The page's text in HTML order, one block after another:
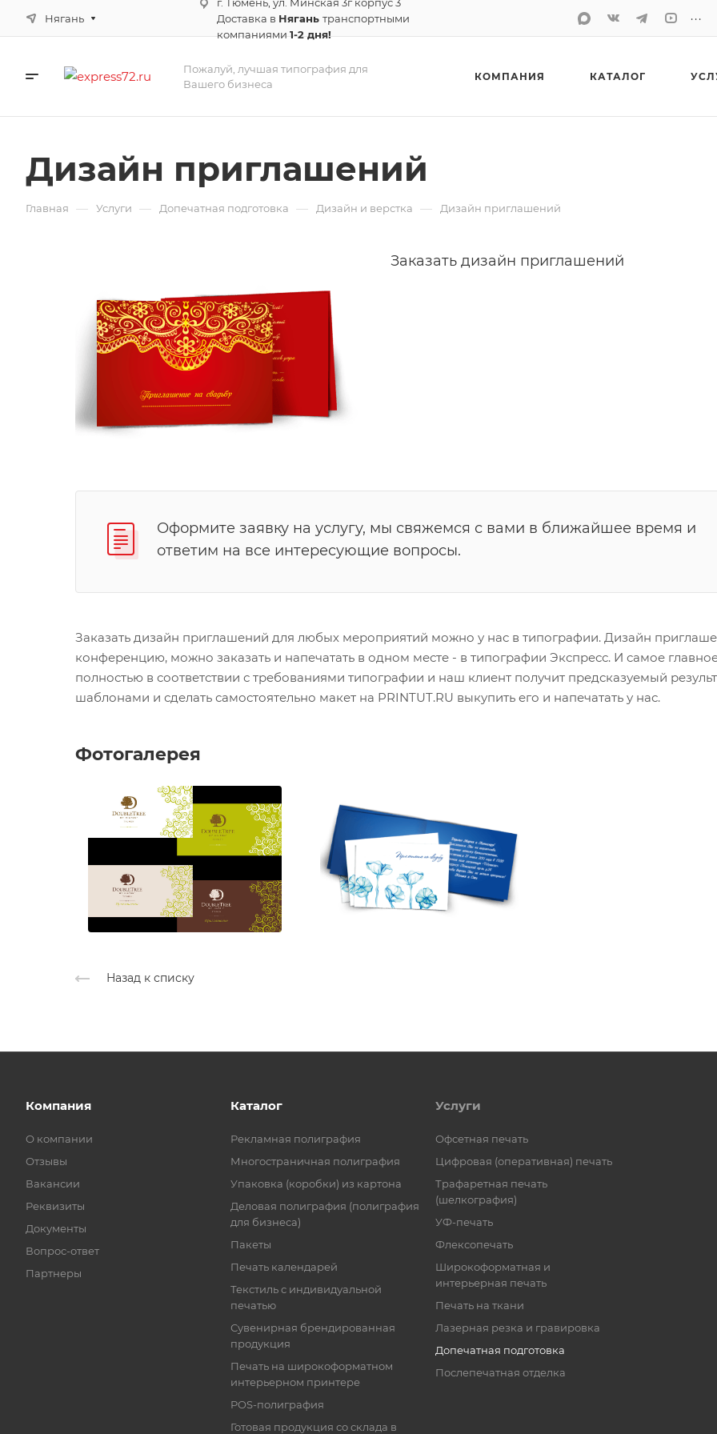
Нягань
Доставка в Нягань транспортными
компаниями1-2 дня!
...
Пожалуй, лучшая типография для
Вашего бизнеса
КОМПАНИЯ КАТАЛОГ
Дизайн приглашений
Главная — Услуги — Допечатная подготовка — Дизайн и верстка — Дизайн приглашений
Заказать дизайн приглашений
Оформите заявку на услугу, мы свяжемся с вами в ближайшее время и
ответим на все интересующие вопросы.
Заказать дизайн приглашений для любых мероприятий можно у нас в типографии. Дизайн
конференцию, можно заказать и напечатать в одном месте - в типографии Экспресс. И самое
полностью в соответствии с требованиями типографии и наш клиент получит предсказуемый
шаблонами и сделать самостоятельно макет на PRINTUT.RU выкупить его и напечатать у нас.
Фотогалерея
Назад к списку
Компания
О компании
Отзывы
Вакансии
Реквизиты
Документы
Вопрос-ответ
Партнеры
Каталог
Рекламная полиграфия
Многостраничная полиграфия
Упаковка (коробки) из картона
Деловая полиграфия (полиграфия
для бизнеса)
Пакеты
Печать календарей
Текстиль с индивидуальной
печатью
Сувенирная брендированная
продукция
Печать на широкоформатном
интерьерном принтере
POS-полиграфия
Готовая продукция со склада в
Услуги
Офсетная печать
Цифровая (оперативная) печать
Трафаретная печать
(шелкография)
УФ-печать
Флексопечать
Широкоформатная и
интерьерная печать
Печать на ткани
Лазерная резка и гравировка
Допечатная подготовка
Послепечатная отделка